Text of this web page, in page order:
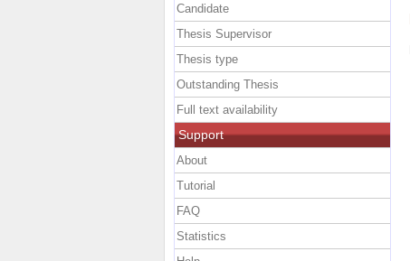
Candidate
Thesis Supervisor
Thesis type
Outstanding Thesis
Full text availability
Support
About
Tutorial
FAQ
Statistics